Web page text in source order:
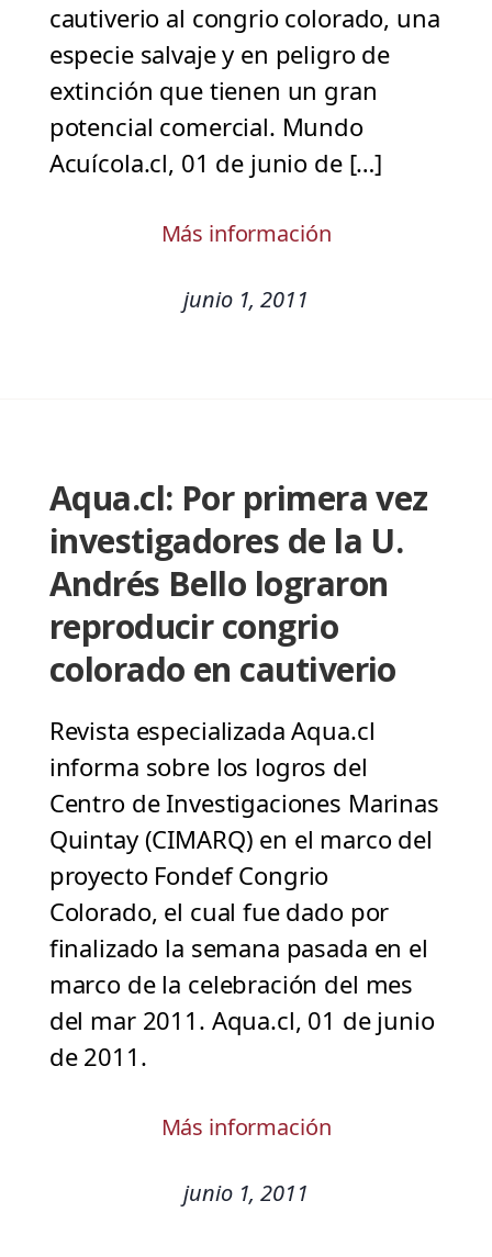
cautiverio al congrio colorado, una
especie salvaje y en peligro de
extinción que tienen un gran
potencial comercial. Mundo
Acuícola.cl, 01 de junio de […]
Más información
junio 1, 2011
Aqua.cl: Por primera vez
investigadores de la U.
Andrés Bello lograron
reproducir congrio
colorado en cautiverio
Revista especializada Aqua.cl
informa sobre los logros del
Centro de Investigaciones Marinas
Quintay (CIMARQ) en el marco del
proyecto Fondef Congrio
Colorado, el cual fue dado por
finalizado la semana pasada en el
marco de la celebración del mes
del mar 2011. Aqua.cl, 01 de junio
de 2011.
Más información
junio 1, 2011